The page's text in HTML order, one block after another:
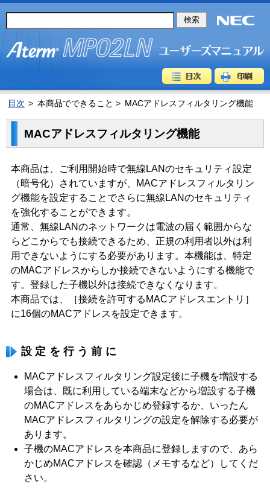
目次 > 本商品でできること > MACアドレスフィルタリング機能
MACアドレスフィルタリング機能
本商品は、ご利用開始時で無線LANのセキュリティ設定
（暗号化）されていますが、MACアドレスフィルタリン
グ機能を設定することでさらに無線LANのセキュリティ
を強化することができます。
通常、無線LANのネットワークは電波の届く範囲からな
らどこからでも接続できるため、正規の利用者以外は利
用できないようにする必要があります。本機能は、特定
のMACアドレスからしか接続できないようにする機能で
す。登録した子機以外は接続できなくなります。
本商品では、［接続を許可するMACアドレスエントリ］
に16個のMACアドレスを設定できます。
設定を行う前に
MACアドレスフィルタリング設定後に子機を増設する
場合は、既に利用している端末などから増設する子機
のMACアドレスをあらかじめ登録するか、いったん
MACアドレスフィルタリングの設定を解除する必要が
あります。
子機のMACアドレスを本商品に登録しますので、あら
かじめMACアドレスを確認（メモするなど）してくだ
さい。